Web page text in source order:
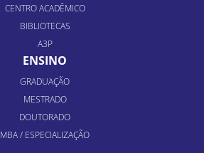
CENTRO ACADÊMICO
BIBLIOTECAS
A3P
ENSINO
GRADUAÇÃO
MESTRADO
DOUTORADO
MBA / ESPECIALIZAÇÃO